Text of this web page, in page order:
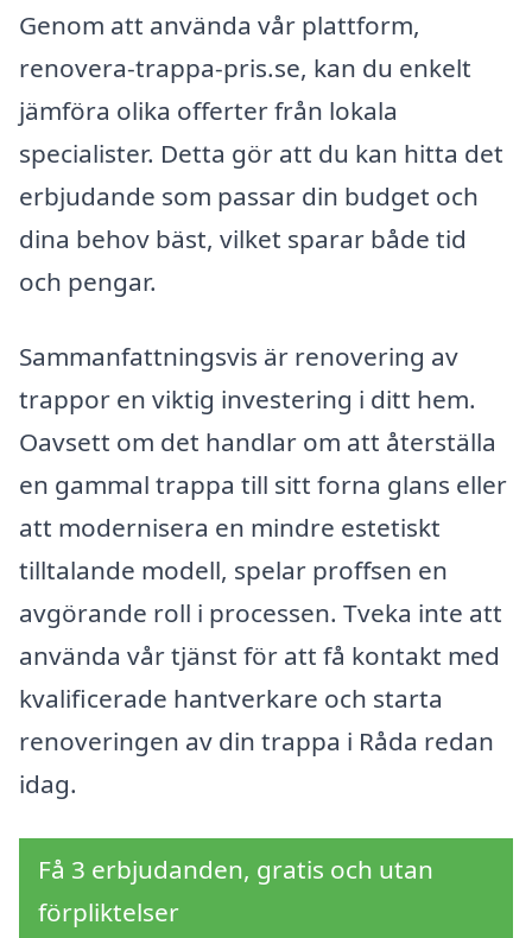
Genom att använda vår plattform,
renovera-trappa-pris.se, kan du enkelt
jämföra olika offerter från lokala
specialister. Detta gör att du kan hitta det
erbjudande som passar din budget och
dina behov bäst, vilket sparar både tid
och pengar.
Sammanfattningsvis är renovering av
trappor en viktig investering i ditt hem.
Oavsett om det handlar om att återställa
en gammal trappa till sitt forna glans eller
att modernisera en mindre estetiskt
tilltalande modell, spelar proffsen en
avgörande roll i processen. Tveka inte att
använda vår tjänst för att få kontakt med
kvalificerade hantverkare och starta
renoveringen av din trappa i Råda redan
idag.
Få 3 erbjudanden, gratis och utan
förpliktelser